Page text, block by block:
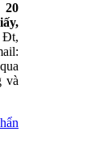
20
và